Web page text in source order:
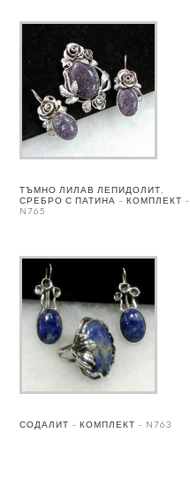
ТЪМНО ЛИЛАВ ЛЕПИДОЛИТ,
СРЕБРО С ПАТИНА – КОМПЛЕКТ –
N765
СОДАЛИТ – КОМПЛЕКТ – N763